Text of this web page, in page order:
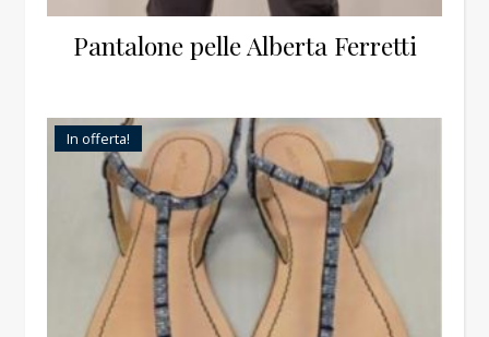
Pantalone pelle Alberta Ferretti
In offerta!